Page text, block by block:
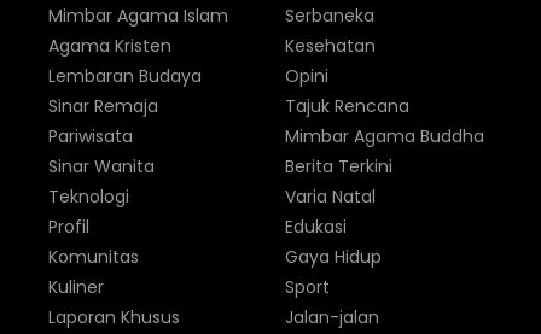
Mimbar Agama Islam
Agama Kristen
Lembaran Budaya
Sinar Remaja
Pariwisata
Sinar Wanita
Serbaneka
Kesehatan
Opini
Tajuk Rencana
Mimbar Agama Buddha
Berita Terkini
Teknologi
Profil
Komunitas
Kuliner
Laporan Khusus
Varia Natal
Edukasi
Gaya Hidup
Sport
Jalan-jalan